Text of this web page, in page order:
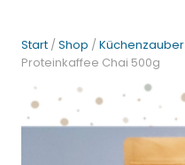
Start /Shop /Küchenzauber
Proteinkaffee Chai 500g